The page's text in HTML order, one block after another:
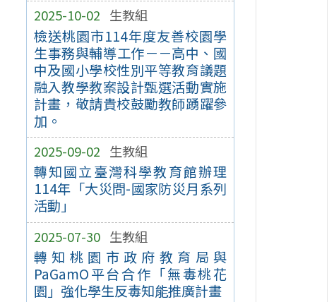
2025-10-02 生教組
檢送桃園市114年度友善校園學
生事務與輔導工作－－高中、國
中及國小學校性別平等教育議題
融入教學教案設計甄選活動實施
計畫，敬請貴校鼓勵教師踴躍參
加。
2025-09-02 生教組
轉知國立臺灣科學教育館辦理
114年「大災問-國家防災月系列
活動」
2025-07-30 生教組
轉知桃園市政府教育局與
PaGamO平台合作「無毒桃花
園」強化學生反毒知能推廣計畫